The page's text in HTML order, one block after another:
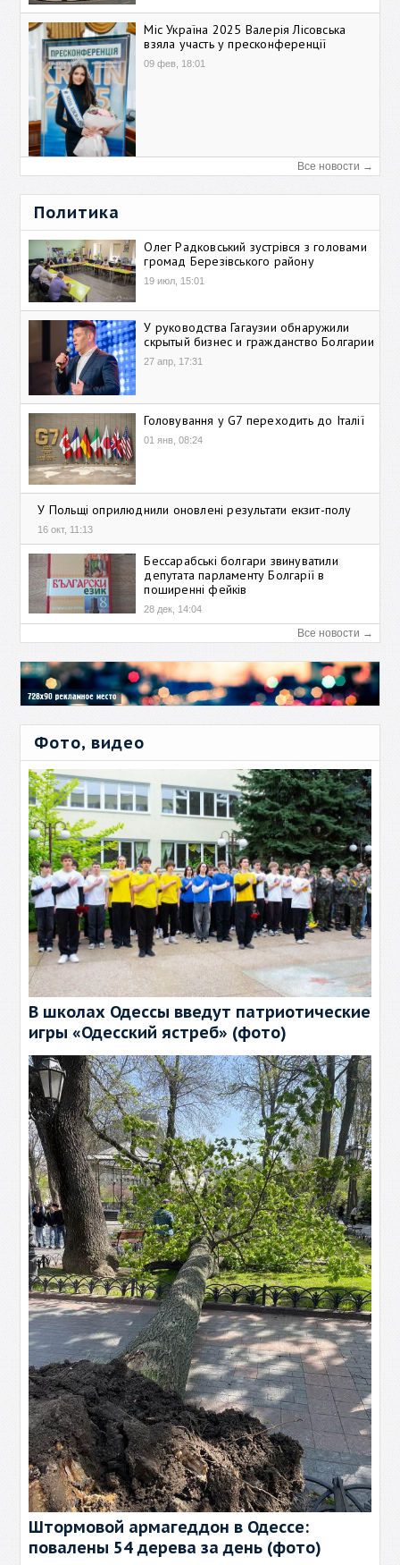
Міс Україна 2025 Валерія Лісовська
взяла участь у пресконференції
09 фев, 18:01
Все новости →
Политика
Олег Радковський зустрівся з головами
громад Березівського району
19 июл, 15:01
У руководства Гагаузии обнаружили
скрытый бизнес и гражданство Болгарии
27 апр, 17:31
Головування у G7 переходить до Італії
01 янв, 08:24
У Польщі оприлюднили оновлені результати екзит-полу
16 окт, 11:13
Бессарабські болгари звинуватили
депутата парламенту Болгарії в
поширенні фейків
28 дек, 14:04
Все новости →
Фото, видео
В школах Одессы введут патриотические
игры «Одесский ястреб» (фото)
Штормовой армагеддон в Одессе:
повалены 54 дерева за день (фото)